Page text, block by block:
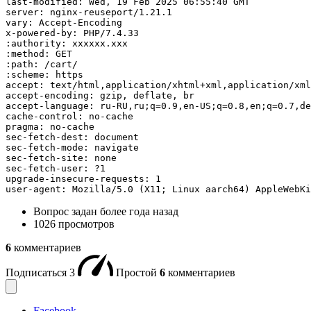
server: nginx-reuseport/1.21.1
vary: Accept-Encoding
x-powered-by: PHP/7.4.33
:authority: xxxxxx.xxx
:method: GET
:path: /cart/
:scheme: https
accept: text/html,application/xhtml+xml,application/
accept-encoding: gzip, deflate, br
accept-language: ru-RU,ru;q=0.9,en-
cache-control: no-cache
pragma: no-cache
sec-fetch-dest: document
sec-fetch-mode: navigate
sec-fetch-site: none
sec-fetch-user: ?1
upgrade-insecure-requests: 1
user-agent: Mozilla/5.0 (X11; Linux aarch64)
Вопрос задан более года назад
1026 просмотров
6 комментариев
Подписаться 3 Простой 6 комментариев